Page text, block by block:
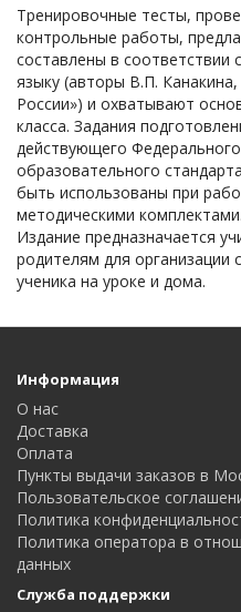
Тренировочные тесты,
контрольные работы,
составлены в соответствии
языку (авторы В.П.
России») и охватывают
класса. Задания
действующего
образовательного
быть использованы при
методическими комплектами.
Издание предназначается
родителям для организации
ученика на уроке и дома.
Информация
О нас
Доставка
Оплата
Пункты выдачи заказов в
Пользовательское
Политика
Политика оператора в
данных
Служба поддержки